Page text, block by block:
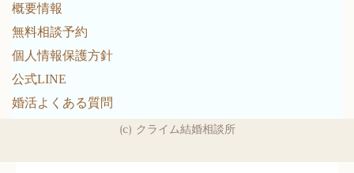
概要情報
無料相談予約
個人情報保護方針
公式LINE
婚活よくある質問
(c) クライム結婚相談所